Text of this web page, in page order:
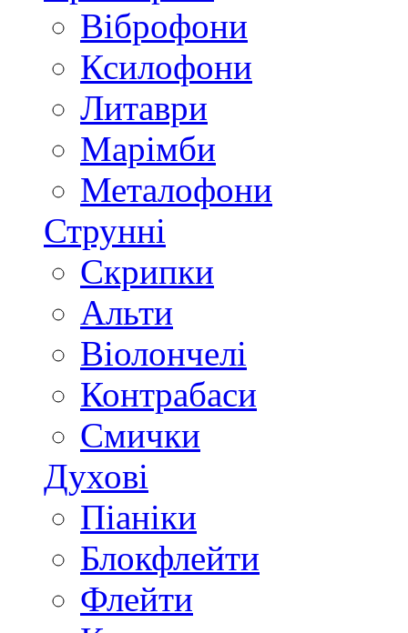
Віброфони
Ксилофони
Литаври
Марімби
Металофони
Струнні
Скрипки
Альти
Віолончелі
Контрабаси
Смички
Духові
Піаніки
Блокфлейти
Флейти